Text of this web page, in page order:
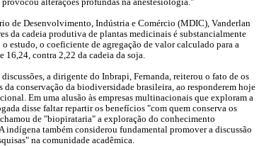
alterações profundas na anestesiologia."
de Desenvolvimento, Indústria e Comércio (MDIC), Vanderlan
da cadeia produtiva de plantas medicinais é substancialmente
estudo, o coeficiente de agregação de valor calculado para a
16,24, contra 2,22 da cadeia da soja.
a dirigente do Inbrapi, Fernanda, reiterou o fato de os
da conservação da biodiversidade brasileira, ao responderem hoje
Em uma alusão às empresas multinacionais que exploram a
disse faltar repartir os benefícios "com quem conserva os
de "biopirataria" a exploração do conhecimento
indígena também considerou fundamental promover a discussão
na comunidade acadêmica.